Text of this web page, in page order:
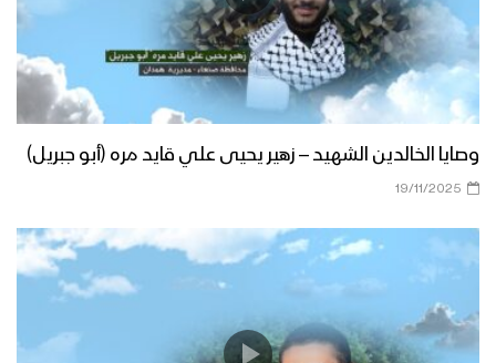
وصايا الخالدين الشهيد – زهير يحيى علي قايد مره (أبو جبريل)
19/11/2025